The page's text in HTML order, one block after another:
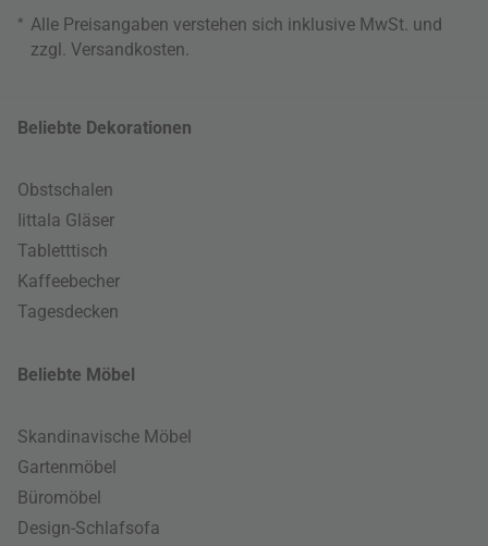
* Alle Preisangaben verstehen sich inklusive MwSt. und
zzgl. Versandkosten
Beliebte Dekorationen
Obstschalen
Iittala Gläser
Tabletttisch
Kaffeebecher
Tagesdecken
Beliebte Möbel
Skandinavische Möbel
Gartenmöbel
Büromöbel
Design-Schlafsofa